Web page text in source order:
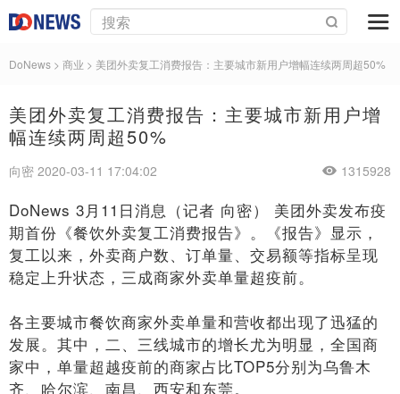
DoNews > 商业 > 美团外卖复工消费报告：主要城市新用户增幅连续两周超50%
美团外卖复工消费报告：主要城市新用户增
幅连续两周超50%
向密 2020-03-11 17:04:02 1315928
DoNews 3月11日消息（记者 向密） 美团外卖发布疫
期首份《餐饮外卖复工消费报告》。《报告》显示，
复工以来，外卖商户数、订单量、交易额等指标呈现
稳定上升状态，三成商家外卖单量超疫前。
各主要城市餐饮商家外卖单量和营收都出现了迅猛的
发展。其中，二、三线城市的增长尤为明显，全国商
家中，单量超越疫前的商家占比TOP5分别为乌鲁木
齐、哈尔滨、南昌、西安和东莞。